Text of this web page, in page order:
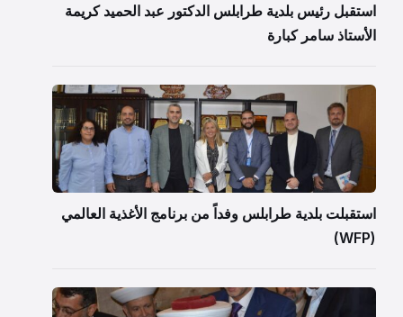
استقبل رئيس بلدية طرابلس الدكتور عبد الحميد كريمة
الأستاذ سامر كبارة
استقبلت بلدية طرابلس وفداً من برنامج الأغذية العالمي
(WFP)